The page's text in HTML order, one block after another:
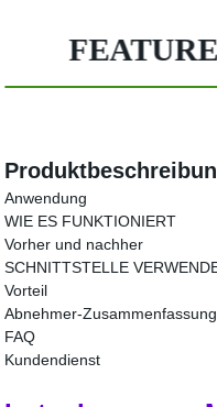
Anwendung
WIE ES FUNKTIONIERT
Vorher und nachher
SCHNITTSTELLE
Vorteil
Abnehmer-
FAQ
Kundendienst